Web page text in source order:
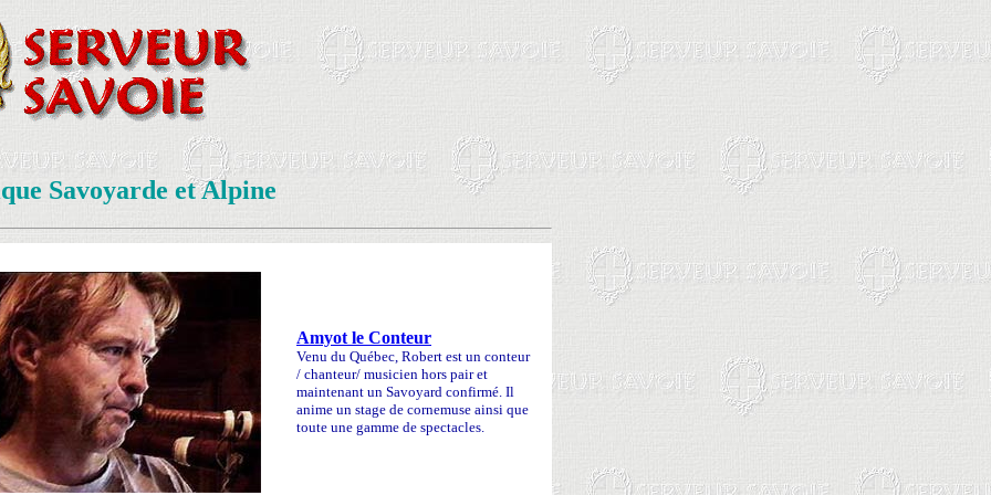
Savoyarde et Alpine
Amyot le Conteur
Venu du Québec, Robert est un conteur
/ chanteur/ musicien hors pair et
maintenant un Savoyard confirmé. Il
anime un stage de cornemuse ainsi que
toute une gamme de spectacles.